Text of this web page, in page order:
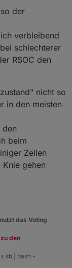
vollständig
Weiß jemand,
der
verbleibend
schlechterer
RSOC den
nicht so
in den meisten
den
beim
Zellen
gehen
das Voting
den
| bash -